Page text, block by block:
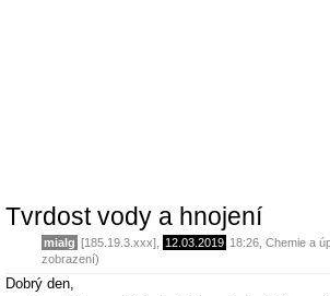
Tvrdost vody a hnojení
mialg [185.19.3.xxx], 12.03.2019 18:26 Chemie a
zobrazení)
Dobrý den,